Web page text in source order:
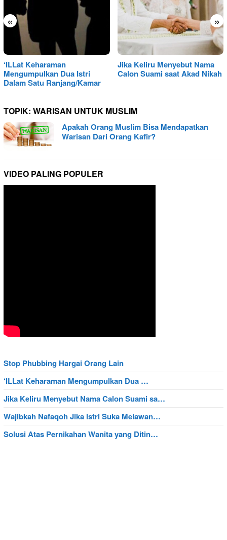
« »
‘ILLat Keharaman
Mengumpulkan Dua Istri
Dalam Satu Ranjang/Kamar
Jika Keliru Menyebut Nama
Calon Suami saat Akad Nikah
TOPIK: WARISAN UNTUK MUSLIM
Apakah Orang Muslim Bisa Mendapatkan
Warisan Dari Orang Kafir?
VIDEO PALING POPULER
Stop Phubbing Hargai Orang Lain
‘ILLat Keharaman Mengumpulkan Dua …
Jika Keliru Menyebut Nama Calon Suami sa…
Wajibkah Nafaqoh Jika Istri Suka Melawan…
Solusi Atas Pernikahan Wanita yang Ditin…